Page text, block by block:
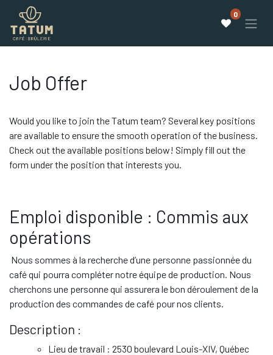
0
Job Offer
Would you like to join the Tatum team? Several key positions
are available to ensure the smooth operation of the business.
Check out the available positions below! Simply fill out the
form under the position that interests you.
Emploi disponible : Commis aux
opérations
Nous sommes à la recherche d’une personne passionnée du
café qui pourra compléter notre équipe de production. Nous
cherchons une personne qui assurera le bon déroulement de la
production des commandes de café pour nos clients.
Description :
Lieu de travail : 2530 boulevard Louis-XIV, Québec